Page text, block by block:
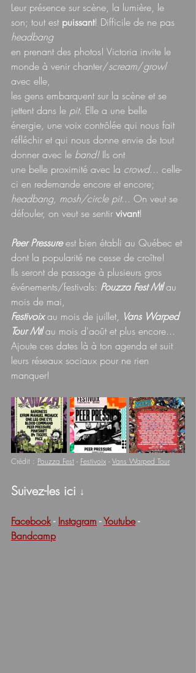
Leur présence sur scène, la lumière, le
son; tout est puissant! Difficile de ne pas
headbang
en prenant des photos! Victoria invite le
monde à venir chanter/scream/growl
avec elle,
les gens embarquent sur la scène et se
jettent dans le pit. Elle a une belle
énergie, une voix contrôlée qui nous fait
réfléchir et qui nous donne envie de tout
donner avec le band! Ils ont
une belle proximité avec la crowd... celle-
ci en redemande encore et encore;
headbang, mosh/circle pit... On veut se
défouler, on veut se sentir vivant!
Peer Pressure est bien établi au Québec et
dont la popularité ne cesse de croître!
Ils seront de passage à plusieurs gros
événements/festivals: Pouzza Fest Mtl au
mois de mai,
Festivoix au mois de juillet, Vans Warped
Tour Mtl au mois d'août et plus encore...
Ajoute ces dates là à ton agenda et suit
leurs réseaux sociaux pour ne rien
manquer!
Crédit : Pouzza Fest - Festivoix - Vans Warped Tour
Suivez-les ici ↓
Facebook - Instagram - Youtube -
Bandcamp